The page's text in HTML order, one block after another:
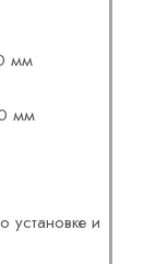
мм
мм
установке и